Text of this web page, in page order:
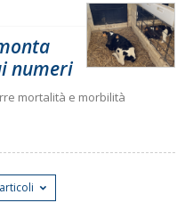
numeri
mortalità e morbilità